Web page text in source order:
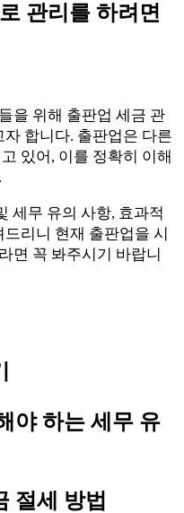
관리를 하려면
을 위해 출판업 세금 관
합니다. 출판업은 다른
있어, 이를 정확히 이해
세무 유의 사항, 효과적
리니 현재 출판업을 시
면 꼭 봐주시기 바랍니
야 하는 세무 유
절세 방법